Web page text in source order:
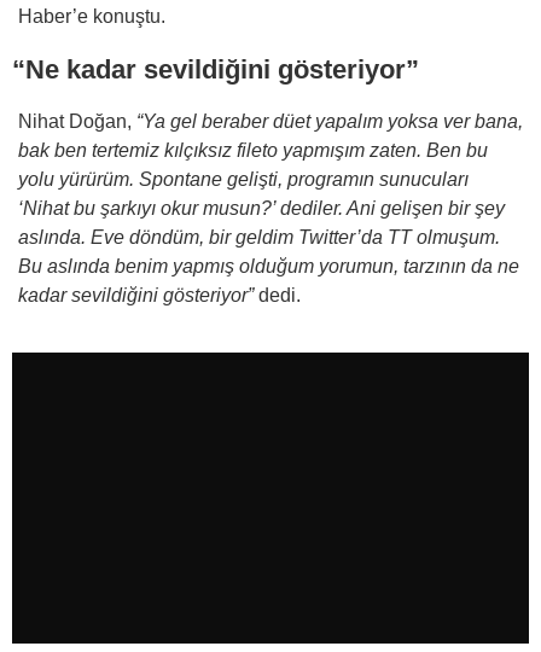
Haber’e konuştu.
“Ne kadar sevildiğini gösteriyor”
Nihat Doğan, “Ya gel beraber düet yapalım yoksa ver bana,
bak ben tertemiz kılçıksız fileto yapmışım zaten. Ben bu
yolu yürürüm. Spontane gelişti, programın sunucuları
‘Nihat bu şarkıyı okur musun?’ dediler. Ani gelişen bir şey
aslında. Eve döndüm, bir geldim Twitter’da TT olmuşum.
Bu aslında benim yapmış olduğum yorumun, tarzının da ne
kadar sevildiğini gösteriyor”dedi.